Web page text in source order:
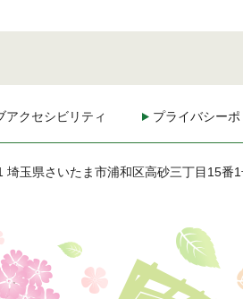
アクセシビリティ プライバシー
埼玉県さいたま市浦和区高砂三丁目15番